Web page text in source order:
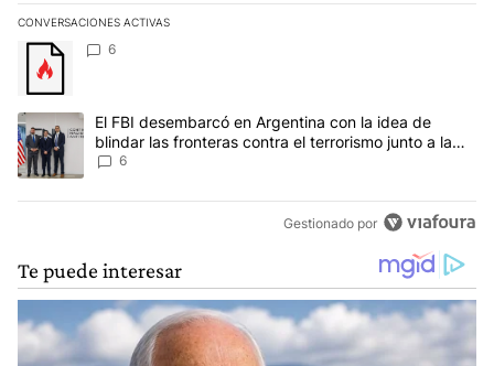
CONVERSACIONES ACTIVAS
Este listado muestra los artículos con más comentarios en los
Un artículo de tendencia con el título "" con 6 comentarios.
6
Un artículo de tendencia con el título "El FBI desembarcó en
El FBI desembarcó en Argentina con la idea de
blindar las fronteras contra el terrorismo junto a la
SIDE
6
Gestionado por